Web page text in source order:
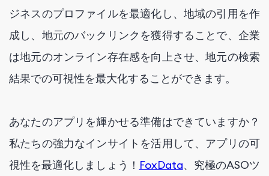
ジネスのプロファイルを最適化し、地域の引用を作
成し、地元のバックリンクを獲得することで、企業
は地元のオンライン存在感を向上させ、地元の検索
結果での可視性を最大化することができます。
あなたのアプリを輝かせる準備はできていますか？
私たちの強力なインサイトを活用して、アプリの可
視性を最適化しましょう！ FoxData、究極のASOツ